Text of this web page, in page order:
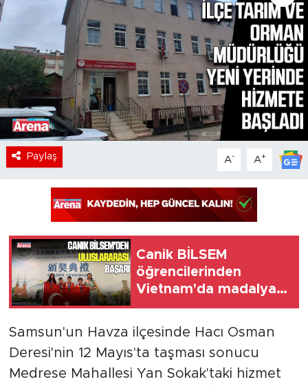
Paylaş A- A+
Canik BİLSEM
öğrencilerinden
Vietnam'da madalya
başarısı
Samsun'un Havza ilçesinde Hacı Osman
Deresi'nin 12 Mayıs'ta taşması sonucu
Medrese Mahallesi Yan Sokak'taki hizmet